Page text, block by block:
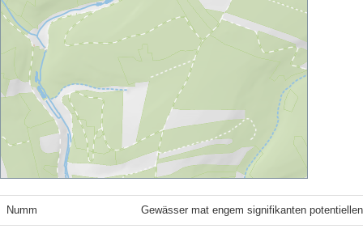
Numm Gewässer mat engem signifikanten